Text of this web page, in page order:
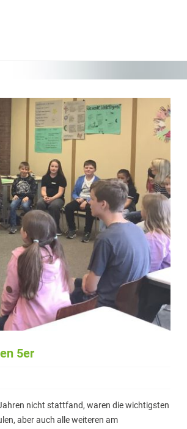
5er
nicht stattfand, waren die wichtigsten
aber auch alle weiteren am